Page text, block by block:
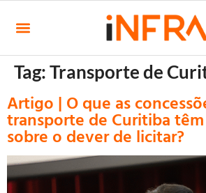
Tag:Transporte de
Artigo | O que as
transporte de Curitiba
sobre o dever de licitar?